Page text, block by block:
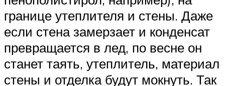
границе утеплителя и стены. Даже
если стена замерзает и конденсат
превращается в лед, по весне он
станет таять, утеплитель, материал
стены и отделка будут мокнуть. Так